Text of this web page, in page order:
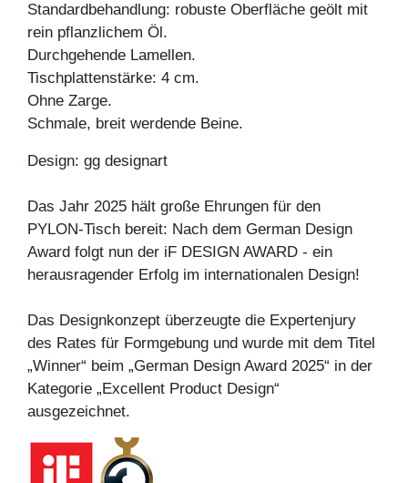
Standardbehandlung: robuste Oberfläche geölt mit
rein pflanzlichem Öl.
Durchgehende Lamellen.
Tischplattenstärke: 4 cm.
Ohne Zarge.
Schmale, breit werdende Beine.
Design: gg designart
Das Jahr 2025 hält große Ehrungen für den
PYLON-Tisch bereit: Nach dem German Design
Award folgt nun der iF DESIGN AWARD - ein
herausragender Erfolg im internationalen Design!
Das Designkonzept überzeugte die Expertenjury
des Rates für Formgebung und wurde mit dem Titel
„Winner“ beim „German Design Award 2025“ in der
Kategorie „Excellent Product Design“
ausgezeichnet.